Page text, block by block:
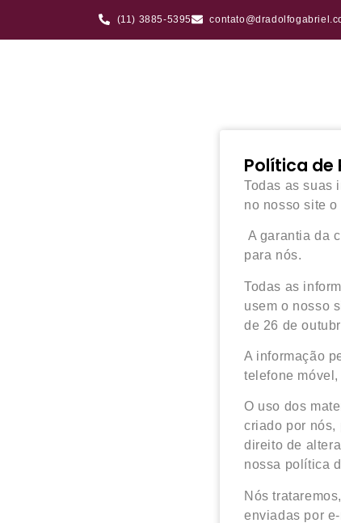
(11) 3885-5395
Política de
Todas as suas
no nosso site
A garantia da
para nós.
Todas as
usem o nosso
de 26 de
A informação
telefone
O uso dos
criado por nós,
direito de
nossa política
Nós
enviadas por